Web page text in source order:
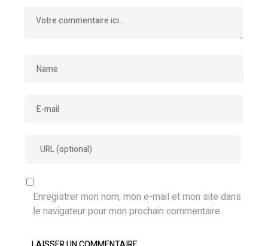
Enregistrer mon nom, mon e-mail et mon site dans
le navigateur pour mon prochain commentaire.